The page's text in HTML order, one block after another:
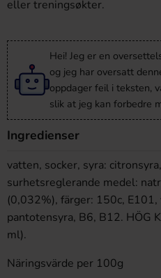
eller treningsøkter.
Hei! Jeg er en
og jeg har oversatt
oppdager feil i teksten,
slik at jeg kan forbedre
Ingredienser
vatten, socker, syra:
surhetsreglerande medel:
(0,032%), färger: 150c, E101,
pantotensyra, B6, B12. HÖG
ml).
Näringsvärde per 100g